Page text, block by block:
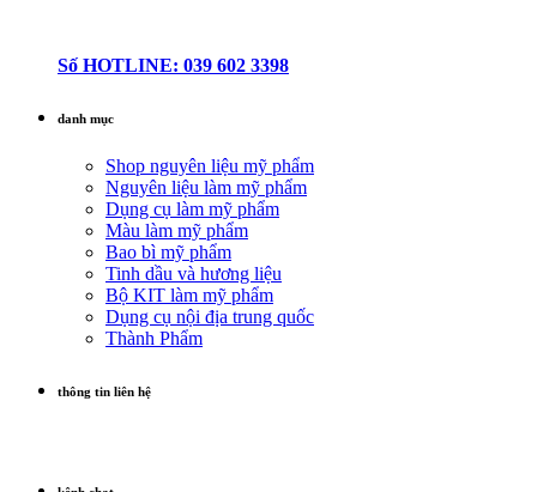
Số HOTLINE: 039 602 3398
danh mục
Shop nguyên liệu mỹ phẩm
Nguyên liệu làm mỹ phẩm
Dụng cụ làm mỹ phẩm
Màu làm mỹ phẩm
Bao bì mỹ phẩm
Tinh dầu và hương liệu
Bộ KIT làm mỹ phẩm
Dụng cụ nội địa trung quốc
Thành Phẩm
thông tin liên hệ